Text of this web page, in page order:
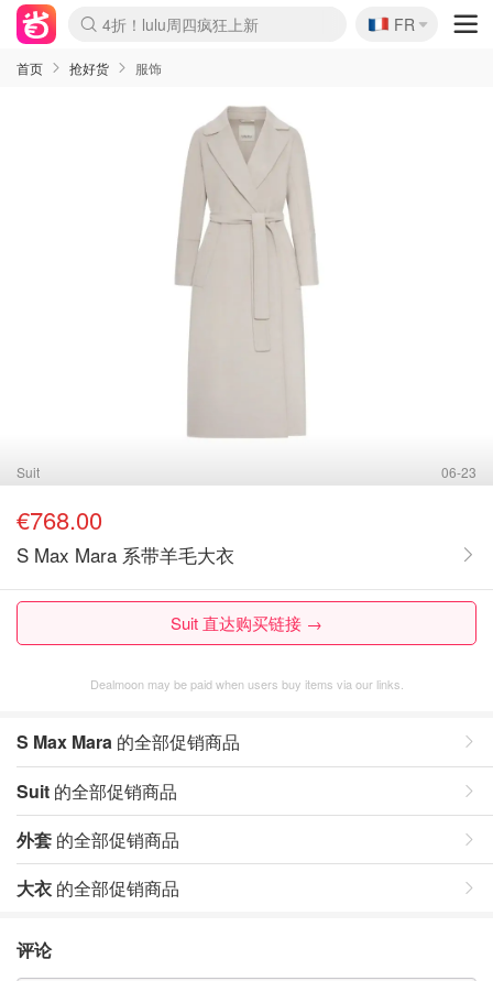
Boticinal 夏促开抢！
4折！lulu周四疯狂上新
还没结束！&OtherStories大促
Joybuy变相75折 随时失效
速领！Stanley独家85折
疑似霸哥！Camper额外叠85折
Zalando 奥莱闪促！每日更新
Moncler反季囤！5折起+叠9折
Coach Brooklyn仅€192
🇫🇷
FR
首页 抢好货 服饰
Suit 06-23
€768.00
S Max Mara 系带羊毛大衣
Suit 直达购买链接 →
Dealmoon may be paid when users buy items via our links.
S Max Mara 的全部促销商品
Suit 的全部促销商品
外套 的全部促销商品
大衣 的全部促销商品
评论